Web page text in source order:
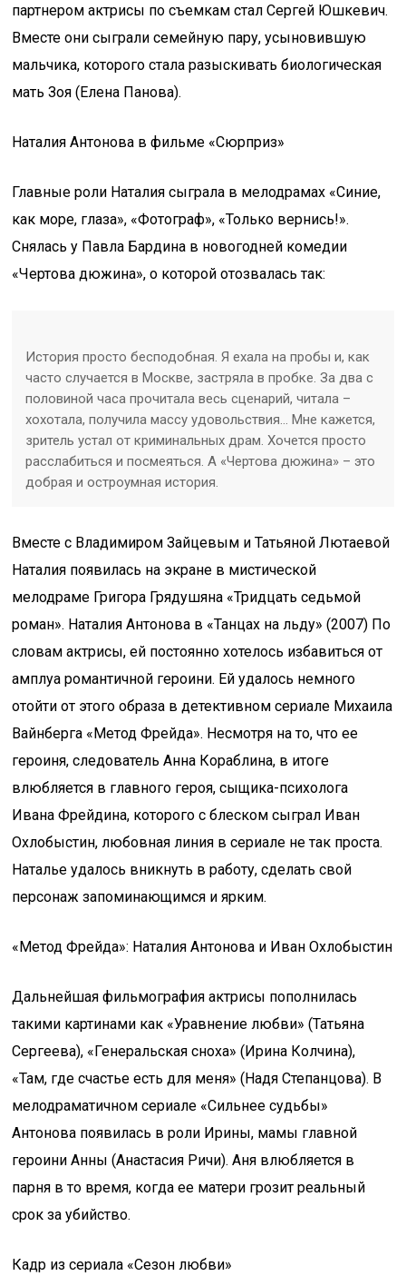
партнером актрисы по съемкам стал Сергей Юшкевич.
Вместе они сыграли семейную пару, усыновившую
мальчика, которого стала разыскивать биологическая
мать Зоя (Елена Панова).
Наталия Антонова в фильме «Сюрприз»
Главные роли Наталия сыграла в мелодрамах «Синие,
как море, глаза», «Фотограф», «Только вернись!».
Снялась у Павла Бардина в новогодней комедии
«Чертова дюжина», о которой отозвалась так:
История просто бесподобная. Я ехала на пробы и, как
часто случается в Москве, застряла в пробке. За два с
половиной часа прочитала весь сценарий, читала –
хохотала, получила массу удовольствия… Мне кажется,
зритель устал от криминальных драм. Хочется просто
расслабиться и посмеяться. А «Чертова дюжина» – это
добрая и остроумная история.
Вместе с Владимиром Зайцевым и Татьяной Лютаевой
Наталия появилась на экране в мистической
мелодраме Григора Грядушяна «Тридцать седьмой
роман». Наталия Антонова в «Танцах на льду» (2007) По
словам актрисы, ей постоянно хотелось избавиться от
амплуа романтичной героини. Ей удалось немного
отойти от этого образа в детективном сериале Михаила
Вайнберга «Метод Фрейда». Несмотря на то, что ее
героиня, следователь Анна Кораблина, в итоге
влюбляется в главного героя, сыщика-психолога
Ивана Фрейдина, которого с блеском сыграл Иван
Охлобыстин, любовная линия в сериале не так проста.
Наталье удалось вникнуть в работу, сделать свой
персонаж запоминающимся и ярким.
«Метод Фрейда»: Наталия Антонова и Иван Охлобыстин
Дальнейшая фильмография актрисы пополнилась
такими картинами как «Уравнение любви» (Татьяна
Сергеева), «Генеральская сноха» (Ирина Колчина),
«Там, где счастье есть для меня» (Надя Степанцова). В
мелодраматичном сериале «Сильнее судьбы»
Антонова появилась в роли Ирины, мамы главной
героини Анны (Анастасия Ричи). Аня влюбляется в
парня в то время, когда ее матери грозит реальный
срок за убийство.
Кадр из сериала «Сезон любви»